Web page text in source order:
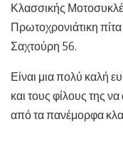
Κλασσικής
Πρωτοχρονιάτικη
Σαχτούρη 56.
Είναι μια πολύ καλή
και τους φίλους της
από τα πανέμορφα